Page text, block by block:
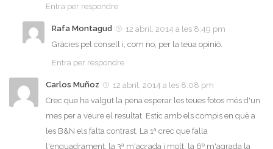
Entra per respondre
Rafa Montagud
12 abril, 2014 a les 8:49 pm
Gràcies pel consell i, com no, per la teua opinió.
Entra per respondre
Carlos Muñoz
12 abril, 2014 a les 8:08 pm
Crec que ha valgut la pena esperar les teues fotos més d'un
mes per a veure el resultat. Estic amb els compis en què a
les B&N els falta contrast. La 1ª crec que falla
l'enquadrament, la 3ª m'agrada i molt, la 6º m'agrada la